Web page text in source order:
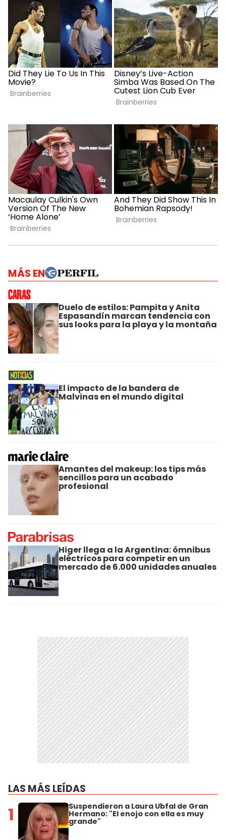
MÁS EN
Duelo de estilos: Pampita y Anita
Espasandín marcan tendencia con
sus looks para la playa y la montaña
El impacto de la bandera de
Malvinas en el mundo digital
Amantes del makeup: los tips más
sencillos para un acabado
profesional
Higer llega a la Argentina: ómnibus
eléctricos para competir en un
mercado de 6.000 unidades anuales
LAS MÁS LEÍDAS
1 Suspendieron a Laura Ubfal de Gran
Hermano: "El enojo con ella es muy
grande"